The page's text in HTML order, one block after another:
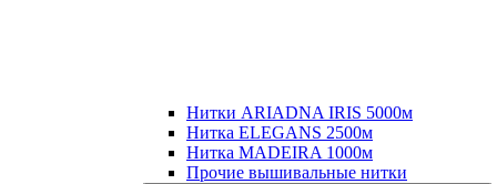
Нитки ARIADNA IRIS 5000м
Нитка ELEGANS 2500м
Нитка MADEIRA 1000м
Прочие вышивальные нитки